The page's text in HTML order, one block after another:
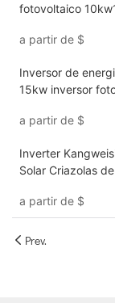
fotovoltaico
a partir de $
Inversor de
15kw inversor
a partir de $
Inverter
Solar Criazolas
a partir de $
Prev.